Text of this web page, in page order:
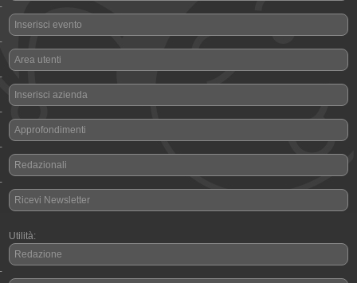
-
Inserisci evento
-
Area utenti
-
Inserisci azienda
-
Approfondimenti
-
Redazionali
-
Ricevi Newsletter
Utilità:
Redazione
-